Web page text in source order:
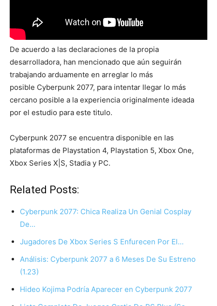
De acuerdo a las declaraciones de la propia
desarrolladora, han mencionado que aún seguirán
trabajando arduamente en arreglar lo más
posible Cyberpunk 2077, para intentar llegar lo más
cercano posible a la experiencia originalmente ideada
por el estudio para este titulo.
Cyberpunk 2077 se encuentra disponible en las
plataformas de Playstation 4, Playstation 5, Xbox One,
Xbox Series X|S, Stadia y PC.
Related Posts:
Cyberpunk 2077: Chica Realiza Un Genial Cosplay
De…
Jugadores De Xbox Series S Enfurecen Por El…
Análisis: Cyberpunk 2077 a 6 Meses De Su Estreno
(1.23)
Hideo Kojima Podría Aparecer en Cyberpunk 2077